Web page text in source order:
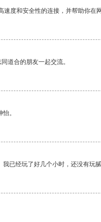
度和安全性的连接，并帮助你在
道合的朋友一起交流。
。
已经玩了好几个小时，还没有玩腻